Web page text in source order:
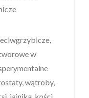
w
wątroby,